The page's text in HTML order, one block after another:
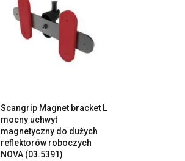
Scangrip Magnet bracket L
mocny uchwyt
magnetyczny do dużych
reflektorów roboczych
NOVA (03.5391)